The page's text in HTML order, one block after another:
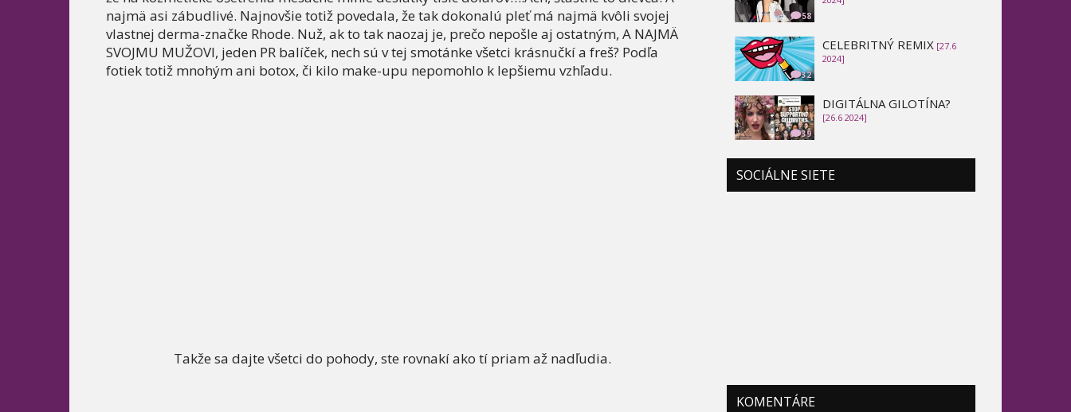
najmä asi zábudlivé. Najnovšie totiž povedala, že tak dokonalú pleť má najmä kvôli svojej
vlastnej derma-značke Rhode. Nuž, ak to tak naozaj je, prečo nepošle aj ostatným, A NAJMÄ
SVOJMU MUŽOVI, jeden PR balíček, nech sú v tej smotánke všetci krásnučkí a freš? Podľa
fotiek totiž mnohým ani botox, či kilo make-upu nepomohlo k lepšiemu vzhľadu.
Takže sa dajte všetci do pohody, ste rovnakí ako tí priam až nadľudia.
58
32
CELEBRITNÝ REMIX [27.6
2024]
39
DIGITÁLNA GILOTÍNA?
[26.6 2024]
SOCIÁLNE SIETE
KOMENTÁRE